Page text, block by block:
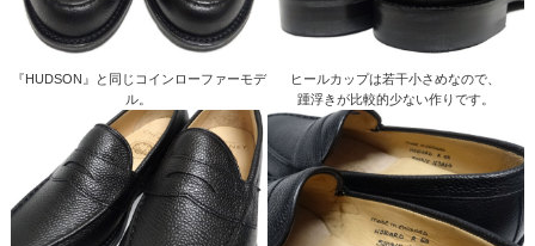
『HUDSON』と同じコインローファーモデ
ル。
ヒールカップは若干小さめなので、
踵浮きが比較的少ない作りです。